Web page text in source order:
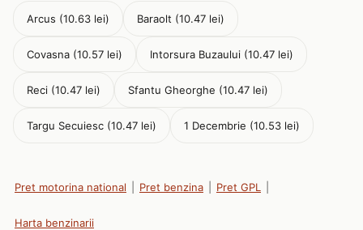
Arcus (10.63 lei) Baraolt (10.47 lei)
Covasna (10.57 lei) Intorsura Buzaului (10.47 lei)
Reci (10.47 lei) Sfantu Gheorghe (10.47 lei)
Targu Secuiesc (10.47 lei) 1 Decembrie (10.53 lei)
Pret motorina national Pret benzina Pret GPL
Harta benzinarii